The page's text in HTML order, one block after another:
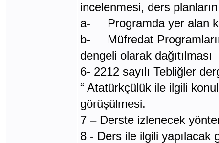
incelenmesi, ders
a- Programda yer alan
b- Müfredat
dengeli olarak dağıtılması
6- 2212 sayılı Tebliğler
“ Atatürkçülük ile ilgili
görüşülmesi.
7 – Derste izlenecek
8 - Ders ile ilgili yapılacak